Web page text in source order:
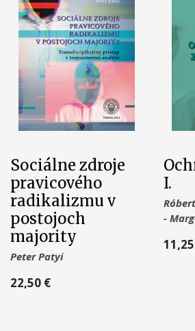
Sociálne zdroje
pravicového
radikalizmu v
postojoch
majority
Peter Patyi
22,50 €
I.
-